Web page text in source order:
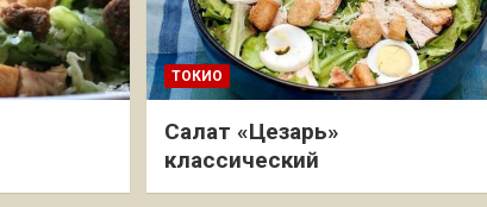
ТОКИО
Салат «Цезарь»
классический